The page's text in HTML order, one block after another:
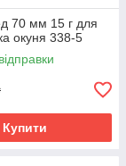
70 мм 15 г для
окуня 338-5
Купити